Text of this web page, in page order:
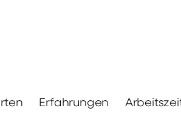
Erfahrungen